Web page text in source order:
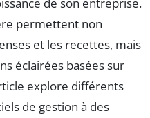
permettent non
et les recettes, mais
éclairées basées sur
explore différents
de gestion à des